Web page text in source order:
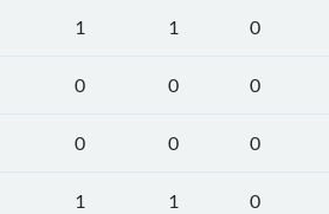
1 1
0
0 0
0
0 0
0
1 1
0